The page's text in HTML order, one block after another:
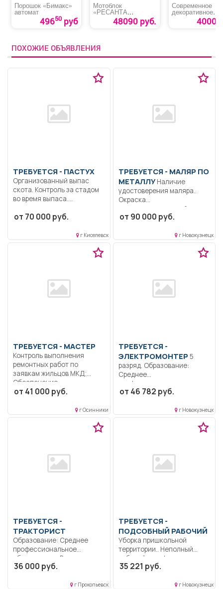
Порошок «Бимакс»
автомат
49650руб
Мотоблок
«РЕСАНТА
МБ-7500-10»
48090 руб.
Современное
декоративное
покрытие
«Микроцемент»
4000
ПОХОЖИЕ ОБЪЯВЛЕНИЯ
ТРЕБУЕТСЯ - ПАСТУХ
Организованный выпас
скота. Контроль за стадом
во время выпаса....
от 70 000 руб.
г Киселевск
ТРЕБУЕТСЯ - МАЛЯР ПО
МЕТАЛЛУНаличие
удостоверения маляра..
Окраска
металлоконструкций..
Сменная работа.
от 90 000 руб.
г Новокузнецк
ТРЕБУЕТСЯ - МАСТЕР
Контроль выполнения
ремонтных работ по
заявкам жильцов МКД;
Обеспечение...
от 41 000 руб.
г Осинники
ТРЕБУЕТСЯ -
ЭЛЕКТРОМОНТЕР
разряд. Образование:
Среднее
профессиональное..
Ремонт, монтаж и
от 46 782 руб.
г Новокузнецк
ТРЕБУЕТСЯ -
ТРАКТОРИСТ
Образование: Среднее
профессиональное
образование.. Выполнение
должностных
36 000 руб.
г Прокопьевск
ТРЕБУЕТСЯ -
ПОДСОБНЫЙ РАБОЧИЙ
Уборка пришкольной
территории.. Неполный
рабочий день/неполная
рабочая неделя..
35 221 руб.
г Новокузнецк